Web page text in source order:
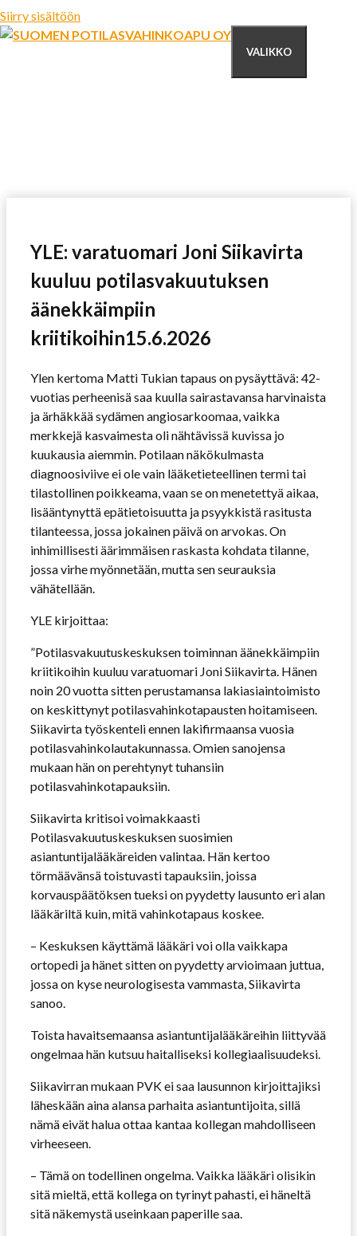
Siirry sisältöön
VALIKKO
YLE: varatuomari Joni Siikavirta
kuuluu potilasvakuutuksen
äänekkäimpiin
kriitikoihin15.6.2026
Ylen kertoma Matti Tukian tapaus on pysäyttävä: 42-
vuotias perheenisä saa kuulla sairastavansa harvinaista
ja ärhäkkää sydämen angiosarkoomaa, vaikka
merkkejä kasvaimesta oli nähtävissä kuvissa jo
kuukausia aiemmin. Potilaan näkökulmasta
diagnoosiviive ei ole vain lääketieteellinen termi tai
tilastollinen poikkeama, vaan se on menetettyä aikaa,
lisääntynyttä epätietoisuutta ja psyykkistä rasitusta
tilanteessa, jossa jokainen päivä on arvokas. On
inhimillisesti äärimmäisen raskasta kohdata tilanne,
jossa virhe myönnetään, mutta sen seurauksia
vähätellään.
YLE kirjoittaa:
”Potilasvakuutuskeskuksen toiminnan äänekkäimpiin
kriitikoihin kuuluu varatuomari Joni Siikavirta. Hänen
noin 20 vuotta sitten perustamansa lakiasiaintoimisto
on keskittynyt potilasvahinkotapausten hoitamiseen.
Siikavirta työskenteli ennen lakifirmaansa vuosia
potilasvahinkolautakunnassa. Omien sanojensa
mukaan hän on perehtynyt tuhansiin
potilasvahinkotapauksiin.
Siikavirta kritisoi voimakkaasti
Potilasvakuutuskeskuksen suosimien
asiantuntijalääkäreiden valintaa. Hän kertoo
törmäävänsä toistuvasti tapauksiin, joissa
korvauspäätöksen tueksi on pyydetty lausunto eri alan
lääkäriltä kuin, mitä vahinkotapaus koskee.
– Keskuksen käyttämä lääkäri voi olla vaikkapa
ortopedi ja hänet sitten on pyydetty arvioimaan juttua,
jossa on kyse neurologisesta vammasta, Siikavirta
sanoo.
Toista havaitsemaansa asiantuntijalääkäreihin liittyvää
ongelmaa hän kutsuu haitalliseksi kollegiaalisuudeksi.
Siikavirran mukaan PVK ei saa lausunnon kirjoittajiksi
läheskään aina alansa parhaita asiantuntijoita, sillä
nämä eivät halua ottaa kantaa kollegan mahdolliseen
virheeseen.
– Tämä on todellinen ongelma. Vaikka lääkäri olisikin
sitä mieltä, että kollega on tyrinyt pahasti, ei häneltä
sitä näkemystä useinkaan paperille saa.